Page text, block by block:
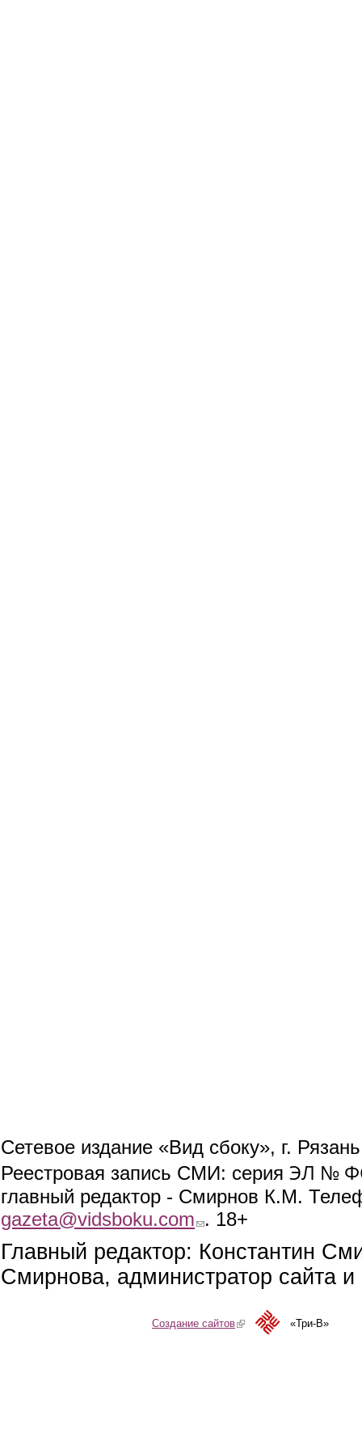
Сетевое издание «Вид сбоку», г.
Реестровая запись СМИ: серия ЭЛ №
главный редактор - Смирнов К.М.
gazeta@vidsboku.com (link sends e-mail)
. 18+
Главный редактор: Константин
Смирнова, администратор сайта
Создание сайтов(link is external)«Три-В»